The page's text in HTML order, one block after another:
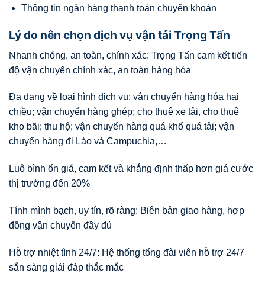
Thông tin ngân hàng thanh toán chuyển khoản
Lý do nên chọn dịch vụ vận tải Trọng Tấn
Nhanh chóng, an toàn, chính xác: Trọng Tấn cam kết tiến
độ vận chuyển chính xác, an toàn hàng hóa
Đa dạng về loại hình dịch vụ: vận chuyển hàng hóa hai
chiều; vận chuyển hàng ghép; cho thuê xe tải, cho thuê
kho bãi; thu hộ; vận chuyển hàng quá khổ quá tải; vận
chuyển hàng đi Lào và Campuchia,…
Luô bình ổn giá, cam kết và khẳng định thấp hơn giá cước
thị trường đến 20%
Tính mình bạch, uy tín, rõ ràng: Biên bản giao hàng, hợp
đồng vận chuyển đầy đủ
Hỗ trợ nhiệt tình 24/7: Hệ thống tổng đài viên hỗ trợ 24/7
sẵn sàng giải đáp thắc mắc